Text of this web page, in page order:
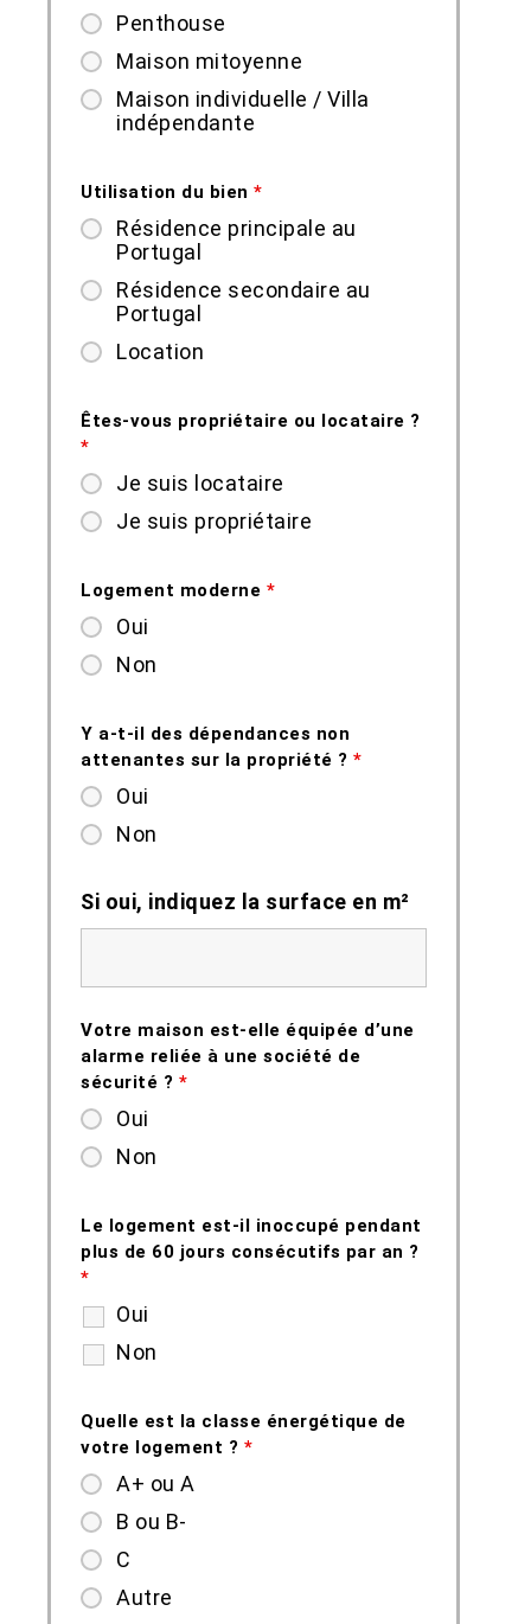
Penthouse
Maison mitoyenne
Maison individuelle / Villa
indépendante
Utilisation du bien *
Résidence principale au
Portugal
Résidence secondaire au
Portugal
Location
Êtes-vous propriétaire ou locataire ?
*
Je suis locataire
Je suis propriétaire
Logement moderne *
Oui
Non
Y a-t-il des dépendances non
attenantes sur la propriété ? *
Oui
Non
Si oui, indiquez la surface en m²
Votre maison est-elle équipée d’une
alarme reliée à une société de
sécurité ? *
Oui
Non
Le logement est-il inoccupé pendant
plus de 60 jours consécutifs par an ?
*
Oui
Non
Quelle est la classe énergétique de
votre logement ? *
A+ ou A
B ou B-
C
Autre